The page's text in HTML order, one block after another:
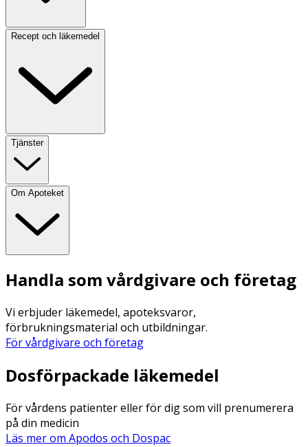
Recept och läkemedel
Tjänster
Om Apoteket
Handla som vårdgivare och företag
Vi erbjuder läkemedel, apoteksvaror,
förbrukningsmaterial och utbildningar.
För vårdgivare och företag
Dosförpackade läkemedel
För vårdens patienter eller för dig som vill prenumerera
på din medicin
Läs mer om Apodos och Dospac